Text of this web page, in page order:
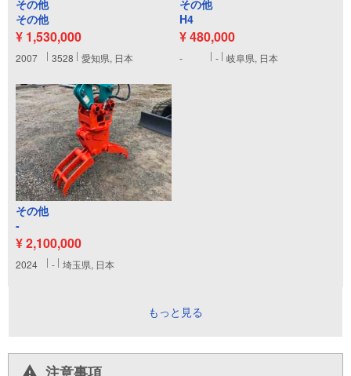
その他
その他
¥ 1,530,000
2007 3528 愛知県, 日本
その他
H4
¥ 480,000
- - 岐阜県, 日本
その他
-
¥ 2,100,000
2024 - 埼玉県, 日本
もっと見る